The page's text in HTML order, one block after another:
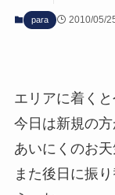
para 2010/05/
エリアに着くと
今日は新規の
あいにくのお天
また後日に振り